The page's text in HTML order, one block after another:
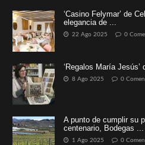
‘Casino Felymar’ de
elegancia de ...
22 Ago 2025 0
‘Regalos María Jesús’
8 Ago 2025 0
A punto de cumplir su
centenario, Bodegas ...
1 Ago 2025 0